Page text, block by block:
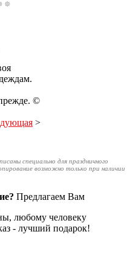
©
>
специально для праздничного
возможно только при наличии
Предлагаем Вам
любому человеку
- лучший подарок!